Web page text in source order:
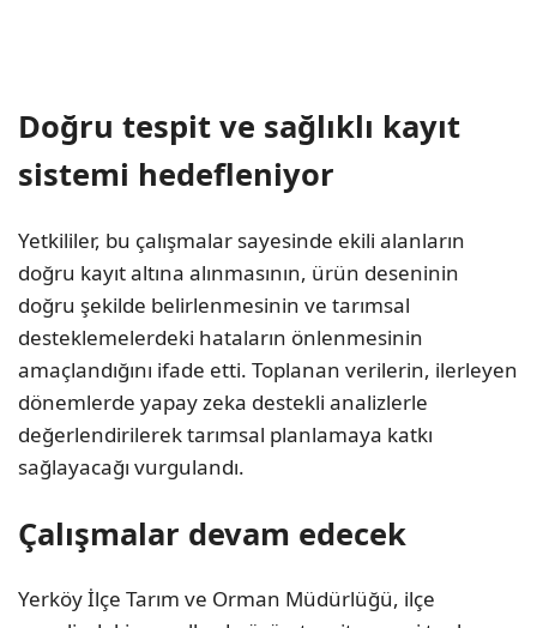
Doğru tespit ve sağlıklı kayıt
sistemi hedefleniyor
Yetkililer, bu çalışmalar sayesinde ekili alanların
doğru kayıt altına alınmasının, ürün deseninin
doğru şekilde belirlenmesinin ve tarımsal
desteklemelerdeki hataların önlenmesinin
amaçlandığını ifade etti. Toplanan verilerin, ilerleyen
dönemlerde yapay zeka destekli analizlerle
değerlendirilerek tarımsal planlamaya katkı
sağlayacağı vurgulandı.
Çalışmalar devam edecek
Yerköy İlçe Tarım ve Orman Müdürlüğü, ilçe